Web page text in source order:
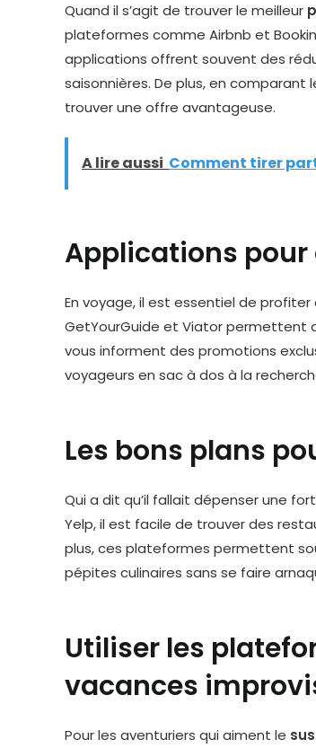
Quand il s’agit de trouver le meilleur
plateformes comme Airbnb et
applications offrent souvent des
saisonnières. De plus, en
trouver une offre avantageuse.
A lire aussi Comment tirer
Applications
En voyage, il est essentiel de profiter
GetYourGuide et Viator permettent
vous informent des promotions
voyageurs en sac à dos à la
Les bons plans
Qui a dit qu’il fallait dépenser une
Yelp, il est facile de trouver des
plus, ces plateformes permettent
pépites culinaires sans se faire
Utiliser les
vacances
Pour les aventuriers qui aiment le